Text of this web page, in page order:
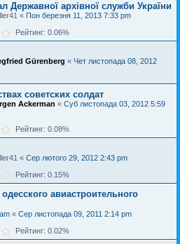
Державної архівної служби України
« Пон березня 11, 2013 7:33 pm
Рейтинг: 0.06%
Gürenberg « Чет листопада 08, 2012
советских солдат
Ackerman « Суб листопада 03, 2012 5:59
Рейтинг: 0.08%
« Сер лютого 29, 2012 2:43 pm
Рейтинг: 0.15%
авиастроительного
« Сер листопада 09, 2011 2:14 pm
Рейтинг: 0.02%